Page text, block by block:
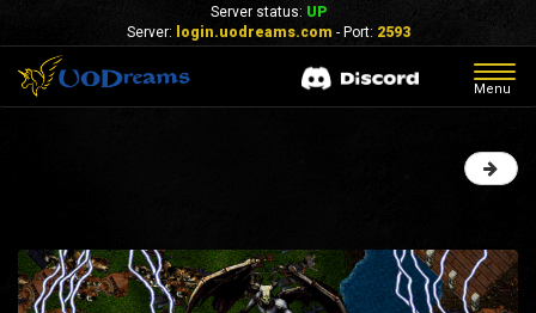
Server status: UP
Server:
login.uodreams.com - Port: 2593
Menu